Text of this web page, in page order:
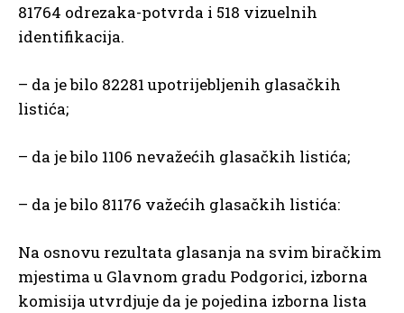
81764 odrezaka-potvrda i 518 vizuelnih
identifikacija.
– da je bilo 82281 upotrijebljenih glasačkih
listića;
– da je bilo 1106 nevažećih glasačkih listića;
– da je bilo 81176 važećih glasačkih listića:
Na osnovu rezultata glasanja na svim biračkim
mjestima u Glavnom gradu Podgorici, izborna
komisija utvrdjuje da je pojedina izborna lista